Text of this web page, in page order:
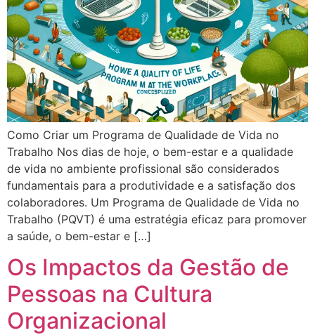
Como Criar um Programa de Qualidade de Vida no
Trabalho Nos dias de hoje, o bem-estar e a qualidade
de vida no ambiente profissional são considerados
fundamentais para a produtividade e a satisfação dos
colaboradores. Um Programa de Qualidade de Vida no
Trabalho (PQVT) é uma estratégia eficaz para promover
a saúde, o bem-estar e […]
Os Impactos da Gestão de
Pessoas na Cultura
Organizacional